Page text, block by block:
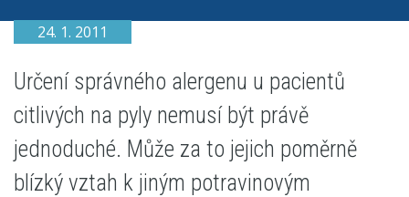
24. 1. 2011
Určení správného alergenu u pacientů
citlivých na pyly nemusí být právě
jednoduché. Může za to jejich poměrně
blízký vztah k jiným potravinovým